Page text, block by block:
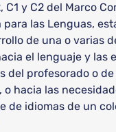
C1 y C2 del Marco
para las Lenguas,
de una o varias
el lenguaje y las
del profesorado o
o hacia las
de idiomas de un